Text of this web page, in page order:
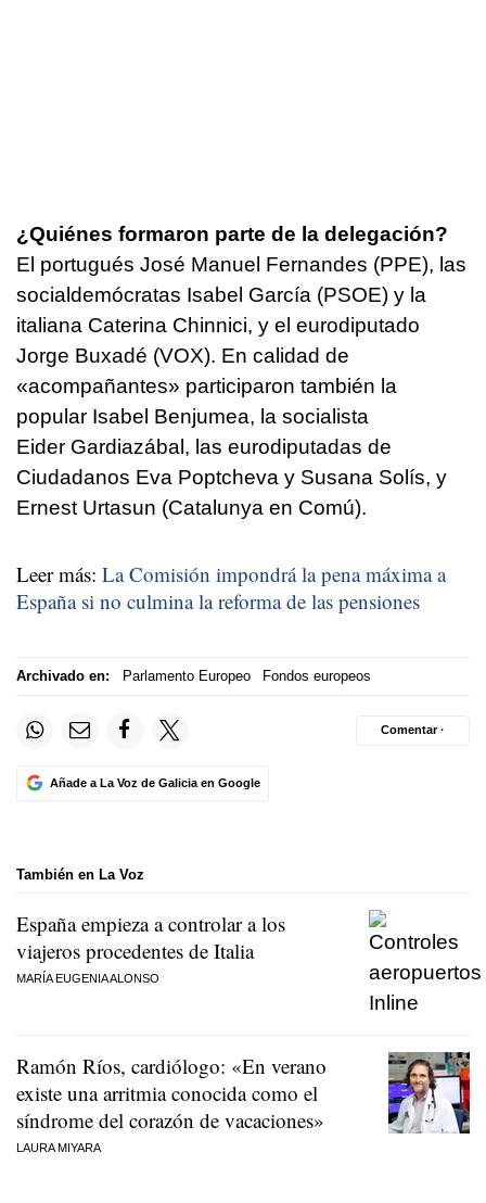
¿Quiénes formaron parte de la delegación?
El portugués José Manuel Fernandes (PPE), las
socialdemócratas Isabel García (PSOE) y la
italiana Caterina Chinnici, y el eurodiputado
Jorge Buxadé (VOX). En calidad de
«acompañantes» participaron también la
popular Isabel Benjumea, la socialista
Eider Gardiazábal, las eurodiputadas de
Ciudadanos Eva Poptcheva y Susana Solís, y
Ernest Urtasun (Catalunya en Comú).
Leer más: La Comisión impondrá la pena máxima a
España si no culmina la reforma de las pensiones
Archivado en: Parlamento Europeo Fondos europeos
Añade a La Voz de Galicia en Google
Comentar ·
También en La Voz
España empieza a controlar a los
viajeros procedentes de Italia
MARÍA EUGENIA ALONSO
Ramón Ríos, cardiólogo: «En verano
existe una arritmia conocida como el
síndrome del corazón de vacaciones»
LAURA MIYARA